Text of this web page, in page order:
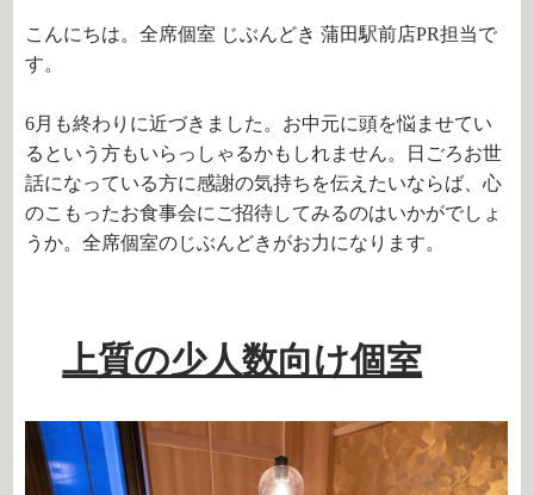
こんにちは。全席個室 じぶんどき 蒲田駅前店PR担当で
す。
6月も終わりに近づきました。お中元に頭を悩ませてい
るという方もいらっしゃるかもしれません。日ごろお世
話になっている方に感謝の気持ちを伝えたいならば、心
のこもったお食事会にご招待してみるのはいかがでしょ
うか。全席個室のじぶんどきがお力になります。
上質の少人数向け個室